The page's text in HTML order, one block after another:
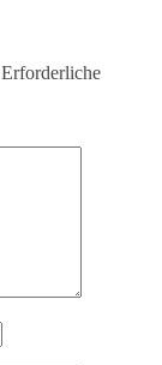
Erforderliche